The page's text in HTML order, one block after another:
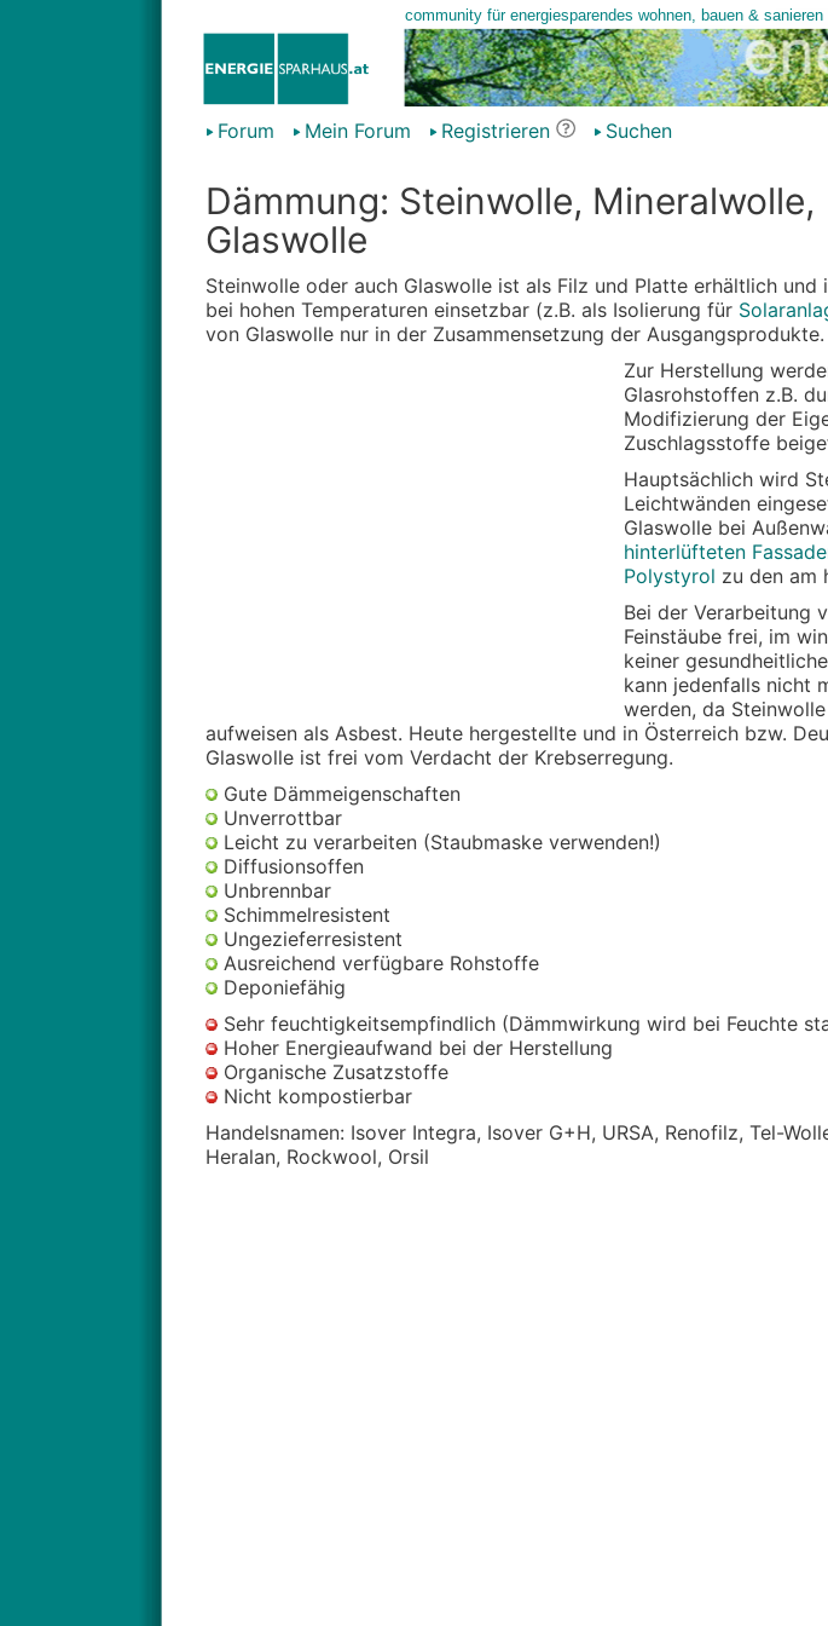
Forum Mein Forum Registrieren Suchen
Dämmung: Steinwolle, Mineralwolle,
Glaswolle
Steinwolle oder auch Glaswolle ist als Filz und Platte erhältlich und
bei hohen Temperaturen einsetzbar (z.B. als Isolierung für
von Glaswolle nur in der Zusammensetzung der
Zur Herstellung
Glasrohstoffen z.B.
Modifizierung der
Zuschlagsstoffe
Hauptsächlich wird
Leichtwänden
Glaswolle bei
hinterlüfteten
Polystyrol zu den am
Bei der Verarbeitung
Feinstäube frei, im
keiner
kann jedenfalls nicht
werden, da
aufweisen als Asbest. Heute hergestellte und in Österreich bzw.
Glaswolle ist frei vom Verdacht der Krebserregung.
Gute Dämmeigenschaften
Unverrottbar
Leicht zu verarbeiten (Staubmaske verwenden!)
Diffusionsoffen
Unbrennbar
Schimmelresistent
Ungezieferresistent
Ausreichend verfügbare Rohstoffe
Deponiefähig
Sehr feuchtigkeitsempfindlich (Dämmwirkung wird bei Feuchte
Hoher Energieaufwand bei der Herstellung
Organische Zusatzstoffe
Nicht kompostierbar
Handelsnamen: Isover Integra, Isover G+H, URSA, Renofilz, Tel-
Heralan, Rockwool, Orsil